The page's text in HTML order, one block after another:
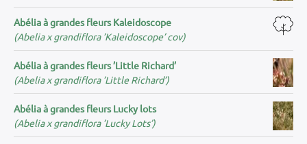
Abélia à grandes fleurs Kaleidoscope
(Abelia x grandiflora ’Kaleidoscope’ cov)
Abélia à grandes fleurs ’Little Richard’
(Abelia x grandiflora ’Little Richard’)
Abélia à grandes fleurs Lucky lots
(Abelia x grandiflora ’Lucky Lots’)